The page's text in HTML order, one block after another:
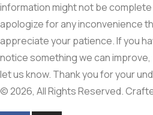
information might not be
apologize for any inconvenience
appreciate your patience. If you
notice something we can
let us know. Thank you for your
© 2026, All Rights Reserved.